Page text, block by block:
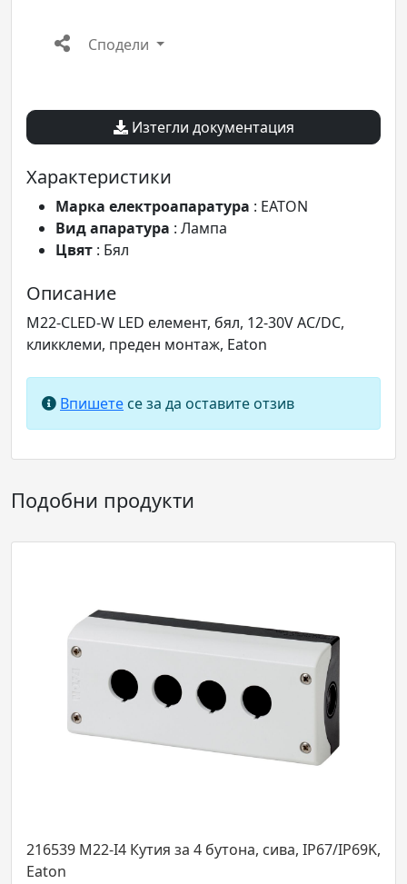
Сподели
Изтегли документация
Характеристики
Марка електроапаратура : EATON
Вид апаратура : Лампа
Цвят : Бял
Описание
M22-CLED-W LED елемент, бял, 12-30V AC/DC,
кликклеми, преден монтаж, Eaton
Впишете се за да оставите отзив
Подобни продукти
I4 Кутия за 4 бутона, сива, IP67/IP69K,
216421 M22-